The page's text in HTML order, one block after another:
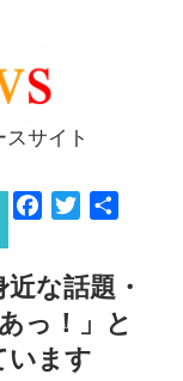
サイト
FacebookTwitter
な話題・
っ！」と
います